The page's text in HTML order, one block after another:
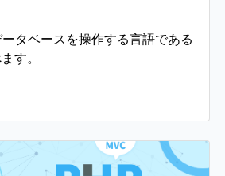
タベースを操作する言語である
す。